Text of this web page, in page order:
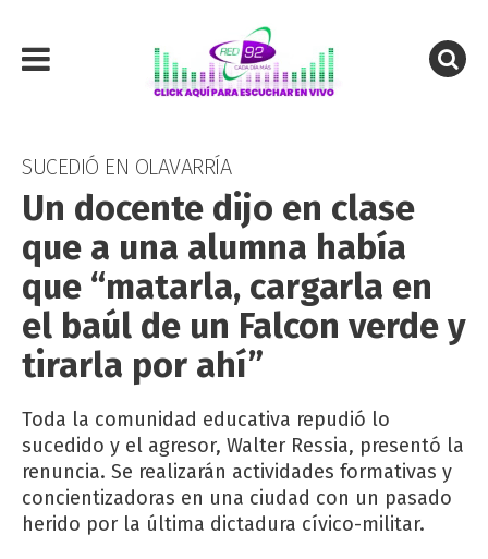
SUCEDIÓ EN OLAVARRÍA
Un docente dijo en clase
que a una alumna había
que “matarla, cargarla en
el baúl de un Falcon verde y
tirarla por ahí”
Toda la comunidad educativa repudió lo
sucedido y el agresor, Walter Ressia, presentó la
renuncia. Se realizarán actividades formativas y
concientizadoras en una ciudad con un pasado
herido por la última dictadura cívico-militar.